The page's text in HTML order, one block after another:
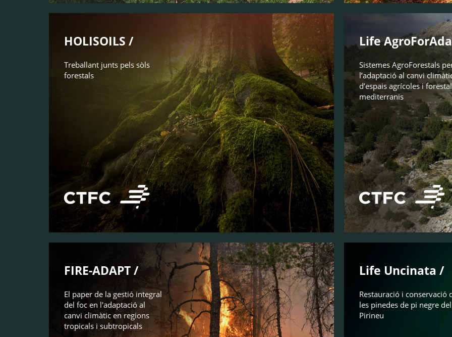
HOLISOILS /
Treballant junts pels sòls
forestals
Life
Sistemes AgroForestals
l’adaptació al canvi
d’espais agrícoles i
mediterranis
FIRE-ADAPT /
El paper de la gestió integral
del foc en l'adaptació al
canvi climàtic en regions
tropicals i subtropicals
Life Uncinata /
Restauració i conservació
les pinedes de pi negre del
Pirineu